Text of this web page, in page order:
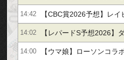
チ
ス
ロ
TP半額キャンペーンが待
14:42 【CBC賞2026予想】レ
制覇なるか？巻き返し狙
ス、上昇一途のコウセキ
14:02 【レパードS予想2026】
開花！ショウナンバンラ
14:00 【ウマ娘】ローソンコラ